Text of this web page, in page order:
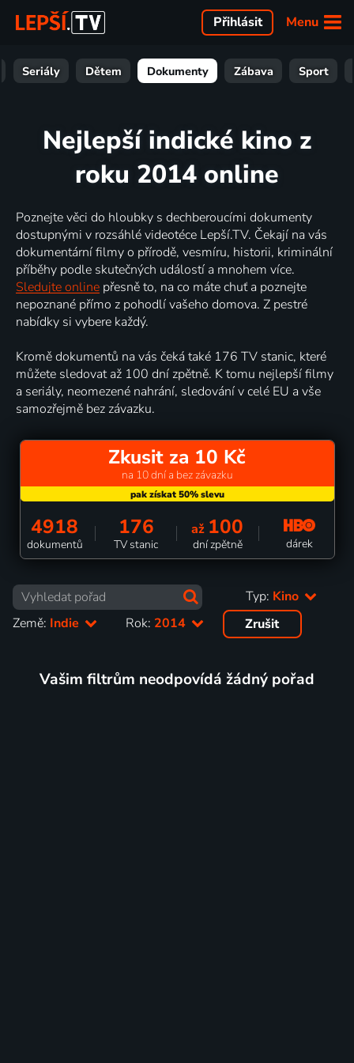
Menu
Přihlásit
Seriály Dětem Dokumenty Zábava Sport
Nejlepší indické kino z
roku 2014 online
Poznejte věci do hloubky s dechberoucími dokumenty
dostupnými v rozsáhlé videotéce Lepší.TV. Čekají na vás
dokumentární filmy o přírodě, vesmíru, historii, kriminální
příběhy podle skutečných událostí a mnohem více.
Sledujte online přesně to, na co máte chuť a poznejte
nepoznané přímo z pohodlí vašeho domova. Z pestré
nabídky si vybere každý.
Kromě dokumentů na vás čeká také 176 TV stanic, které
můžete sledovat až 100 dní zpětně. K tomu nejlepší filmy
a seriály, neomezené nahrání, sledování v celé EU a vše
samozřejmě bez závazku.
Zkusit za 10 Kč
na 10 dní a bez závazku
4918
dokumentů
176
TV stanic
až 100
dní zpětně dárek
Typ: Kino
Země: Indie Rok: 2014 Zrušit
Vašim filtrům neodpovídá žádný pořad